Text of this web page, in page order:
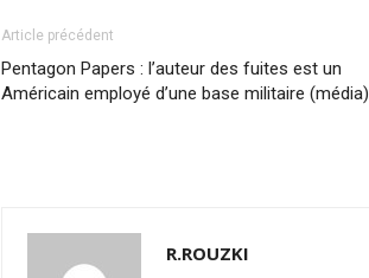
Article précédent
Pentagon Papers : l’auteur des fuites est un
Américain employé d’une base militaire (média)
R.ROUZKI